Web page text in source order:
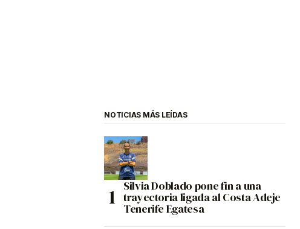
NOTICIAS MÁS LEÍDAS
Silvia Doblado pone fin a una
trayectoria ligada al Costa Adeje
Tenerife Egatesa